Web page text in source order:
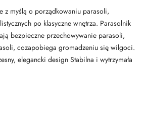
z myślą o porządkowaniu parasoli,
po klasyczne wnętrza. Parasolnik
bezpieczne przechowywanie parasoli,
cozapobiega gromadzeniu się wilgoci.
elegancki design Stabilna i wytrzymała